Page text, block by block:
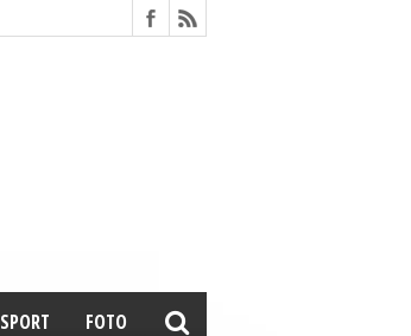
SPORT FOTO